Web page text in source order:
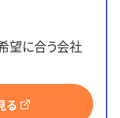
望に合う会社
る